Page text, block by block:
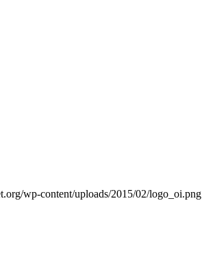
wp-content/uploads/2015/02/logo_oi.png